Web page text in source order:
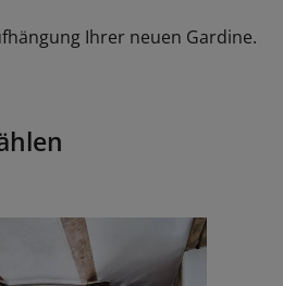
Ihrer neuen Gardine.